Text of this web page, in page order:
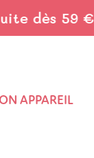
59 €
APPAREIL